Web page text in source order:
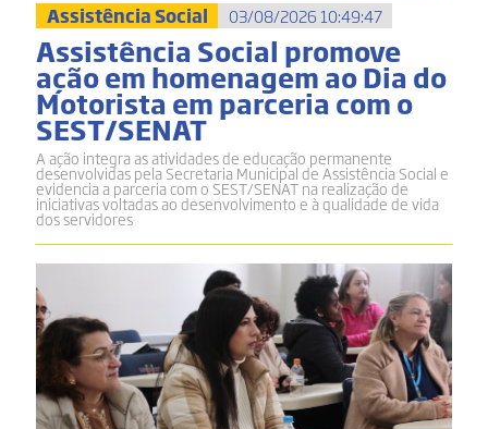
Assistência Social 03/08/2026 10:49:47
Assistência Social promove
ação em homenagem ao Dia do
Motorista em parceria com o
SEST/SENAT
A ação integra as atividades de educação permanente
desenvolvidas pela Secretaria Municipal de Assistência Social e
evidencia a parceria com o SEST/SENAT na realização de
iniciativas voltadas ao desenvolvimento e à qualidade de vida
dos servidores